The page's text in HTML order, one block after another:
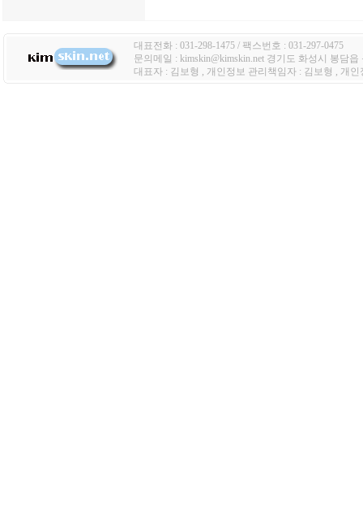
대표전화 : 031-298-1475 / 팩스번호 : 031-297-0475
문의메일 : kimskin@kimskin.net 경기도 화성시 봉담
대표자 : 김보형 , 개인정보 관리책임자 : 김보형 , 개